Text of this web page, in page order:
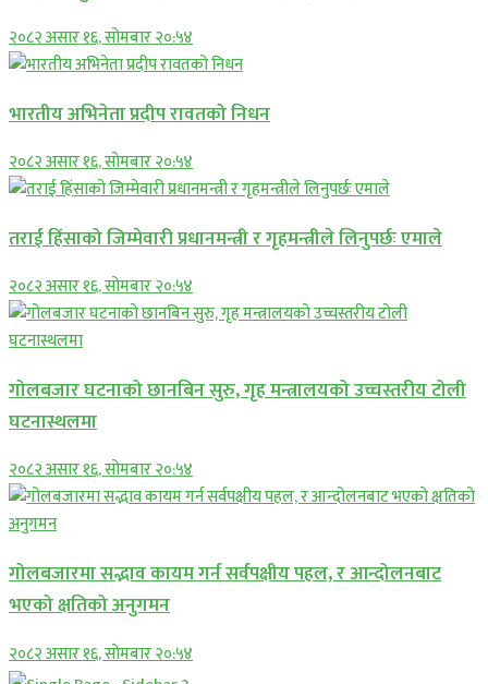
२०८२ असार १६, सोमबार २०:५४
भारतीय अभिनेता प्रदीप रावतको निधन
२०८२ असार १६, सोमबार २०:५४
तराई हिंसाको जिम्मेवारी प्रधानमन्त्री र गृहमन्त्रीले लिनुपर्छः एमाले
२०८२ असार १६, सोमबार २०:५४
गोलबजार घटनाको छानबिन सुरु, गृह मन्त्रालयको उच्चस्तरीय टोली
घटनास्थलमा
२०८२ असार १६, सोमबार २०:५४
गोलबजारमा सद्भाव कायम गर्न सर्वपक्षीय पहल, र आन्दोलनबाट
भएको क्षतिको अनुगमन
२०८२ असार १६, सोमबार २०:५४